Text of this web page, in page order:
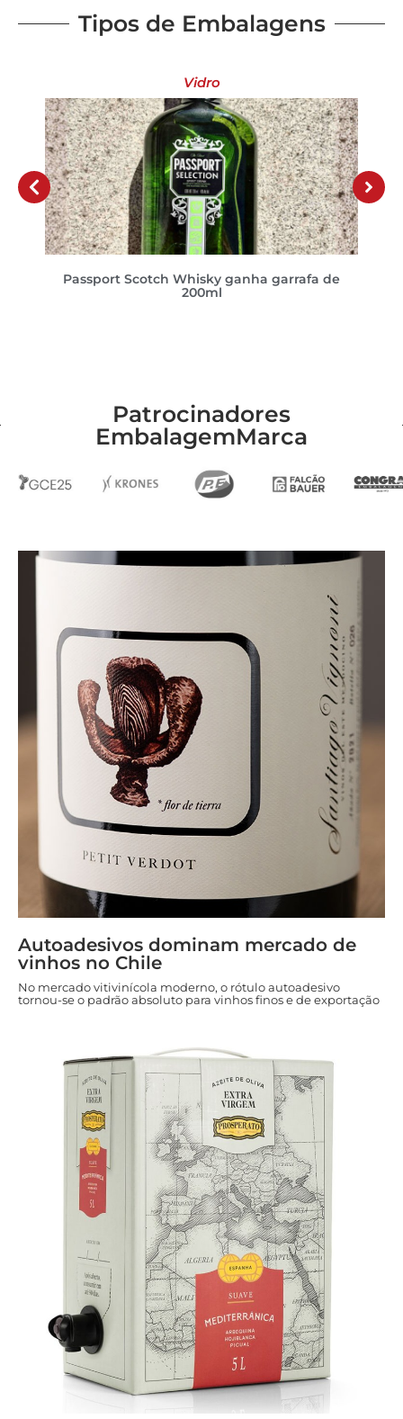
Tipos de Embalagens
Vidro
Passport Scotch Whisky ganha garrafa de
200ml
Patrocinadores
EmbalagemMarca
Autoadesivos dominam mercado de
vinhos no Chile
No mercado vitivinícola moderno, o rótulo autoadesivo
tornou-se o padrão absoluto para vinhos finos e de exportação